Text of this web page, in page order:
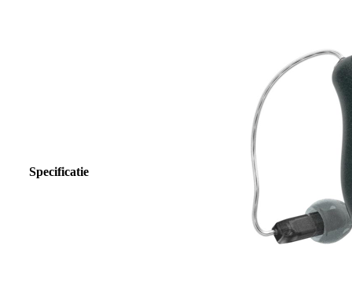
Specificatie